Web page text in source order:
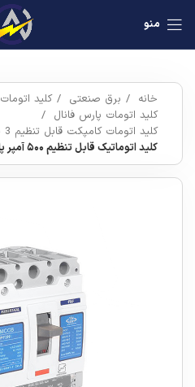
منو
خانه برق صنعتی
کلید اتومات
کلید اتومات پارس فانال
کلید اتومات کامپکت قابل تنظیم 3 پل
کلید اتوماتیک قابل تنظیم ۵۰۰ آمپر پارس فانال